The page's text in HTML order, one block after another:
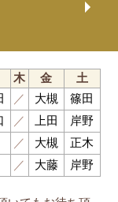
木 金
土
／ 大槻
篠田
／ 上田
岸野
／ 大槻
正木
／ 大藤 岸野